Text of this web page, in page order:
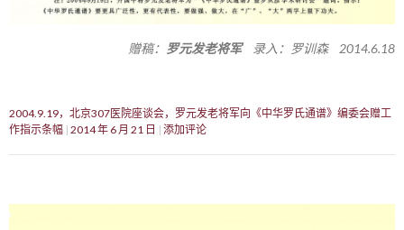
赠稿： 罗元发老将军录入：罗训森 2014.6.18
2004.9.19，北京307医院座谈会，罗元发老将军向《中华罗氏通谱》编委会赠工
作指示条幅 2014 年 6 月 21 日 添加评论